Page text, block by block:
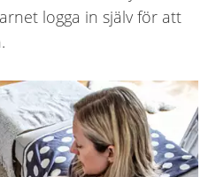
logga in själv för att